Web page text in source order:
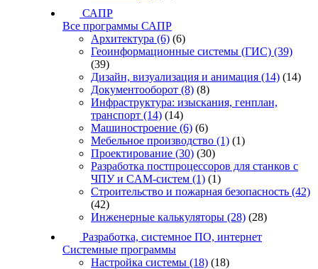
САПР
Все программы САПР
Архитектура (6) (6)
Геоинформационные системы (ГИС) (39)
(39)
Дизайн, визуализация и анимация (14) (14)
Документооборот (8) (8)
Инфраструктура: изыскания, генплан,
транспорт (14) (14)
Машиностроение (6) (6)
Мебельное производство (1) (1)
Проектирование (30) (30)
Разработка постпроцессоров для станков с
ЧПУ и CAM-систем (1) (1)
Строительство и пожарная безопасность (42)
(42)
Инженерные калькуляторы (28) (28)
Разработка, системное ПО, интернет
Системные программы
Настройка системы (18) (18)